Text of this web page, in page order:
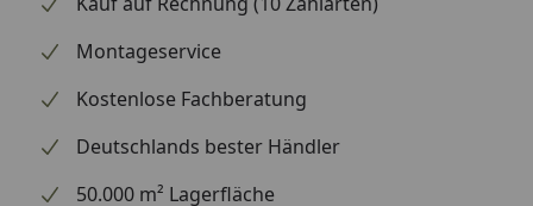
Montageservice
Kostenlose Fachberatung
Deutschlands bester Händler
50.000 m² Lagerfläche